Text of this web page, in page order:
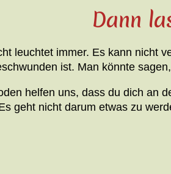
Dann
leuchtet immer. Es kann nicht
ist. Man könnte
helfen uns, dass du dich an
geht nicht darum etwas zu